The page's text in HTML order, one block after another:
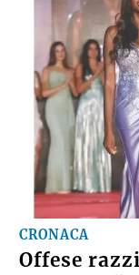
CRONACA
Offese